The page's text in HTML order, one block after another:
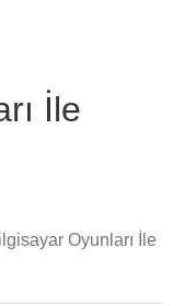
İle
Oyunları İle